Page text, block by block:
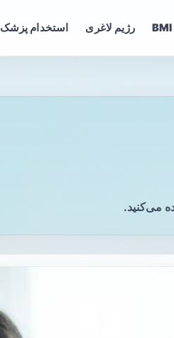
BMI رژیم لاغری استخدام پزشک
می‌کنید.